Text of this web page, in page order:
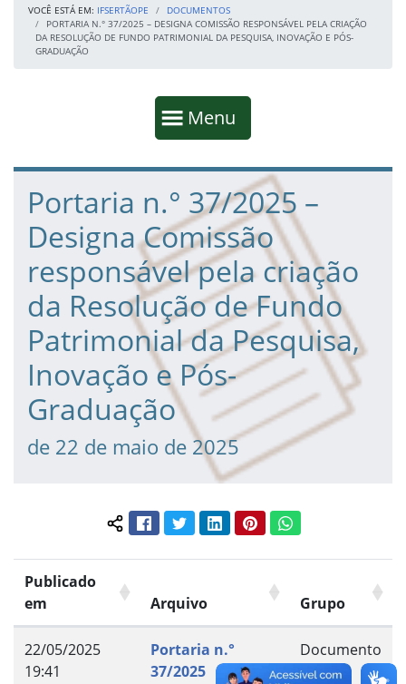
VOCÊ ESTÁ EM: IFSERTÃOPE
DOCUMENTOS
PORTARIA N.° 37/2025 – DESIGNA COMISSÃO RESPONSÁVEL PELA CRIAÇÃO
DA RESOLUÇÃO DE FUNDO PATRIMONIAL DA PESQUISA, INOVAÇÃO E PÓS-
GRADUAÇÃO
Mostrar
Menu
Fim da navegação
Início do conteúdo
Portaria n.° 37/2025 –
Designa Comissão
responsável pela criação
da Resolução de Fundo
Patrimonial da Pesquisa,
Inovação e Pós-
Graduação
de 22 de maio de 2025
Compartilhar conteúdo:
FacebookTwitterLinkedInPinterestWhatsApp
Publicado
em
Arquivo Grupo
22/05/2025
19:41
Portaria n.°
37/2025
Documento